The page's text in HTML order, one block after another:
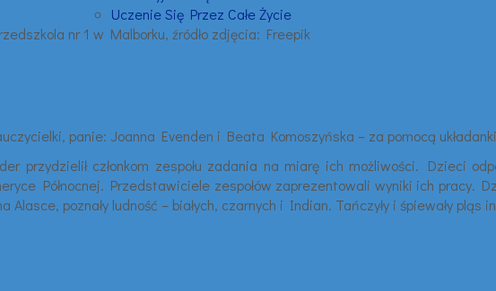
Uczenie Się Przez Całe Życie
panie: Joanna Evenden i Beata Komoszyńska – za pomocą
przydzielił członkom zespołu zadania na miarę ich możliwości. Dzieci
Północnej. Przedstawiciele zespołów zaprezentowali wyniki ich pracy.
poznały ludność – białych, czarnych i Indian. Tańczyły i śpiewały pląs